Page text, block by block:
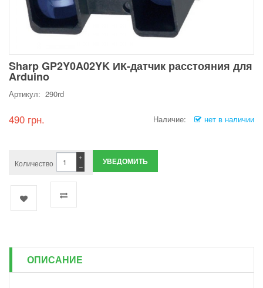
Sharp GP2Y0A02YK ИК-датчик расстояния для
Arduino
Артикул: 290rd
490 грн. Наличие: нет в наличии
Количество −
+ УВЕДОМИТЬ
ОПИСАНИЕ